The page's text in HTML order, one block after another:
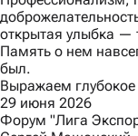
открытая улыбка
Память о нем
был.
Выражаем
29 июня 2026
Форум "Лига